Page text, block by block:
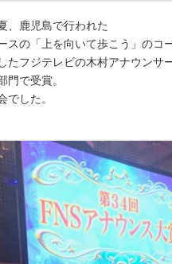
、鹿児島で行われた
スの「上を向いて歩こう」のコ
たフジテレビの木村アナウンサ
門で受賞。
でした。